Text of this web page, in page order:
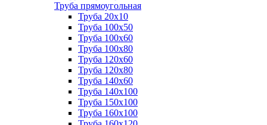
Труба прямоугольная
Труба 20x10
Труба 100x50
Труба 100x60
Труба 100x80
Труба 120x60
Труба 120x80
Труба 140x60
Труба 140x100
Труба 150x100
Труба 160x100